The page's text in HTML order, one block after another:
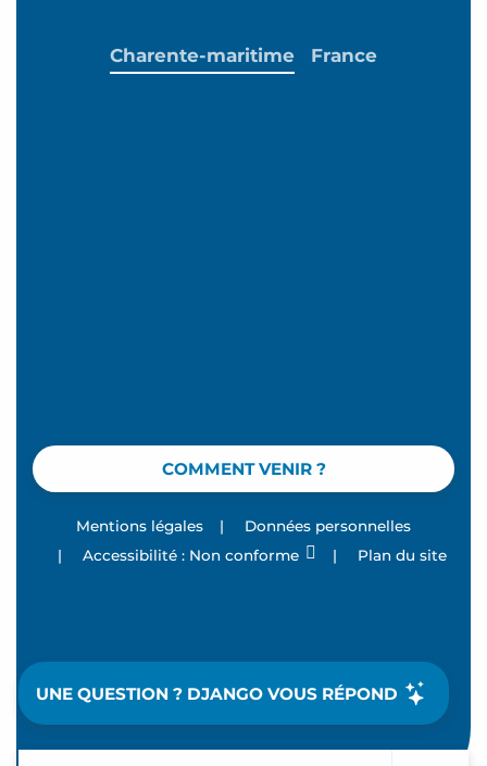
UNE QUESTION ? DJANGO VOUS RÉPOND
COMMENT VENIR ?
Charente-maritime France
Mentions légales |
Données personnelles
|
Accessibilité : Non conforme | Plan du site